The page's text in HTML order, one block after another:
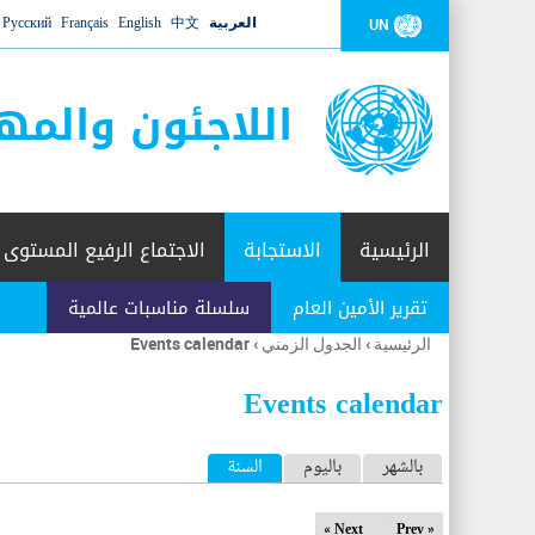
UN العربية 中文
English
Français
Русский
اللاجئون
الرئيسية الاستجابة
تقرير الأمين العام سلسلة مناسبات عالمية
الاجتماع الرفيع المستوى
أنت
هنا
الرئيسية › الجدول الزمني ›
Events calendar
Events calendar
ا
ل
بالشهر باليوم السنة (علامة التبويب النشطة)